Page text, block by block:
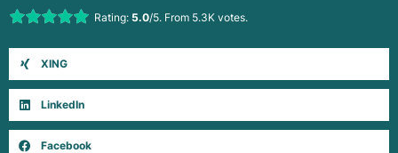
Rate this item:Rating: 5.0/5. From 5.3K votes.
XING
LinkedIn
Facebook